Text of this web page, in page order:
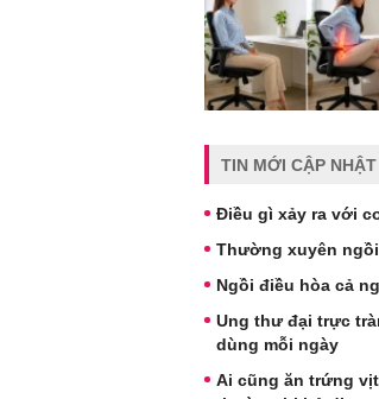
TIN MỚI CẬP NHẬT
Điều gì xảy ra với
Thường xuyên
Ngồi điều hòa cả
Ung thư đại trực
dùng mỗi ngày
Ai cũng ăn trứng